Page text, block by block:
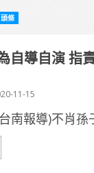
頭條
自導自演 指
11-15
南報導)不肖孫